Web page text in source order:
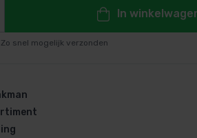
In
Zo snel mogelijk verzonden